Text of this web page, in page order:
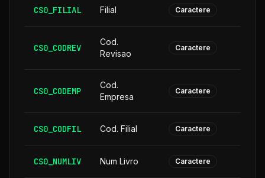
CS0_FILIAL Filial Caractere
CS0_CODREV
Cod.
Revisao
Caractere
CS0_CODEMP
Cod.
Empresa
Caractere
CS0_CODFIL Cod. Filial Caractere
CS0_NUMLIV Num Livro Caractere